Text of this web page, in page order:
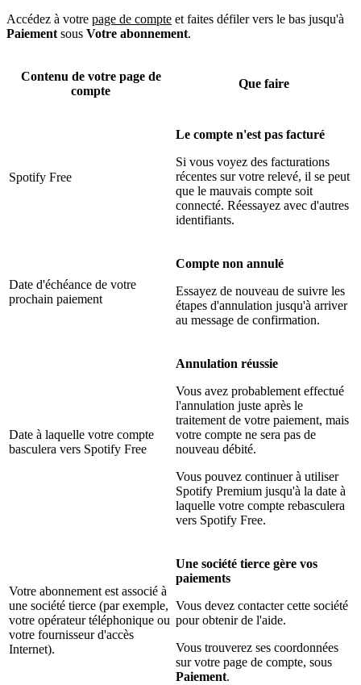
Accédez à votre page de compte et faites défiler vers le bas jusqu'à
Paiement sous Votre abonnement.
Contenu de votre page de
compte
Que faire
Spotify Free
Le compte n'est pas facturé
Si vous voyez des facturations
récentes sur votre relevé, il se peut
que le mauvais compte soit
connecté. Réessayez avec d'autres
identifiants.
Date d'échéance de votre
prochain paiement
Compte non annulé
Essayez de nouveau de suivre les
étapes d'annulation jusqu'à arriver
au message de confirmation.
Date à laquelle votre compte
basculera vers Spotify Free
Annulation réussie
Vous avez probablement effectué
l'annulation juste après le
traitement de votre paiement, mais
votre compte ne sera pas de
nouveau débité.
Vous pouvez continuer à utiliser
Spotify Premium jusqu'à la date à
laquelle votre compte rebasculera
vers Spotify Free.
Votre abonnement est associé à
une société tierce (par exemple,
votre opérateur téléphonique ou
votre fournisseur d'accès
Internet).
Une société tierce gère vos
paiements
Vous devez contacter cette société
pour obtenir de l'aide.
Vous trouverez ses coordonnées
sur votre page de compte, sous
Paiement.